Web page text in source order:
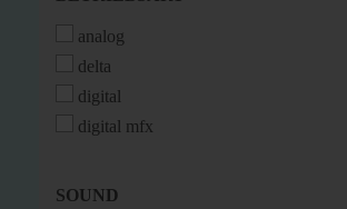
analog
delta
digital
digital mfx
SOUND
SOUND